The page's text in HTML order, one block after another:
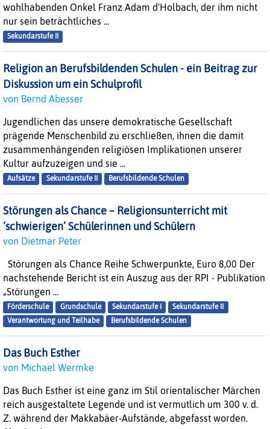
wohlhabenden Onkel Franz Adam d'Holbach, der ihm nicht
nur sein beträchtliches ...
Sekundarstufe II
Religion an Berufsbildenden Schulen - ein Beitrag zur
Diskussion um ein Schulprofil
von Bernd Abesser
Jugendlichen das unsere demokratische Gesellschaft
prägende Menschenbild zu erschließen, ihnen die damit
zusammenhängenden religiösen Implikationen unserer
Kultur aufzuzeigen und sie ...
Aufsätze Sekundarstufe II Berufsbildende Schulen
Störungen als Chance – Religionsunterricht mit
‘schwierigen’ Schülerinnen und Schülern
von Dietmar Peter
Störungen als Chance Reihe Schwerpunkte, Euro 8,00 Der
nachstehende Bericht ist ein Auszug aus der RPI - Publikation
„Störungen ...
Förderschule Grundschule Sekundarstufe I
Sekundarstufe II
Verantwortung und Teilhabe
Berufsbildende Schulen
Das Buch Esther
von Michael Wermke
Das Buch Esther ist eine ganz im Stil orientalischer Märchen
reich ausgestaltete Legende und ist vermutlich um 300 v. d.
Z. während der Makkabäer-Aufstände, abgefasst worden.